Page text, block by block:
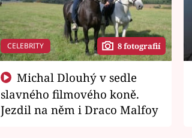
CELEBRITY 8 fotografií
slavného filmového koně.
Jezdil na něm i Draco Malfoy